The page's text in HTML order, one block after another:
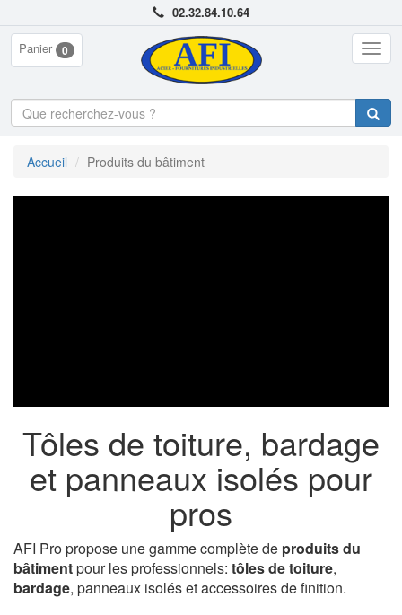
02.32.84.10.64
Panier 0
Accueil Produits du bâtiment
Tôles de toiture, bardage
et panneaux isolés pour
pros
AFI Pro propose une gamme complète de produits du
bâtimentpour les professionnels: tôles de toiture,
bardage, panneaux isolés et accessoires de finition.